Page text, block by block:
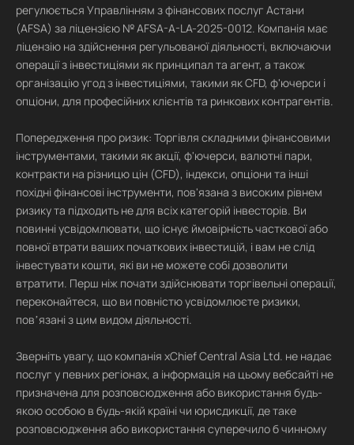
регулюється Управлінням з фінансових послуг Астани
(AFSA) за ліцензією № AFSA-A-LA-2025-0012. Компанія має
ліцензію на здійснення регульованої діяльності, включаючи
операції з інвестиціями як принципал та агент, а також
організацію угод з інвестиціями, такими як CFD, ф'ючерси і
опціони, для професійних клієнтів та ринкових контрагентів.
Попередження про ризик: Торгівля складними фінансовими
інструментами, такими як акції, ф'ючерси, валютні пари,
контракти на різницю цін (CFD), індекси, опціони та інші
похідні фінансові інструменти, пов'язана з високим рівнем
ризику та підходить не для всіх категорій інвесторів. Ви
повинні усвідомлювати, що існує ймовірність часткової або
повної втрати ваших початкових інвестицій, і вам не слід
інвестувати кошти, які ви не можете собі дозволити
втратити. Перш ніж почати здійснювати торгівельні операції,
переконайтеся, що ви повністю усвідомлюєте ризики,
повʼязані з цим видом діяльності.
Зверніть увагу, що компанія xChief Central Asia Ltd. не надає
послуг у певних регіонах, а інформація на цьому вебсайті не
призначена для розповсюдження або використання будь-
якою особою в будь-якій країні чи юрисдикції, де таке
розповсюдження або використання суперечило б чинному